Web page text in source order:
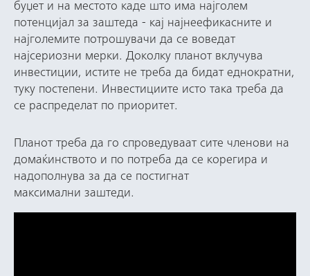
буџет и на местото каде што има најголем
потенцијал за заштеда - кај најнеефикасните и
најголемите потрошувачи да се воведат
најсериозни мерки. Доколку планот вклучува
инвестиции, истите не треба да бидат еднократни,
туку постепени. Инвестициите исто така треба да
се распределат по приоритет.
Планот треба да го спроведуваат сите членови на
домаќинството и по потреба да се корегира и
надополнува за да се постигнат
максимални заштеди.